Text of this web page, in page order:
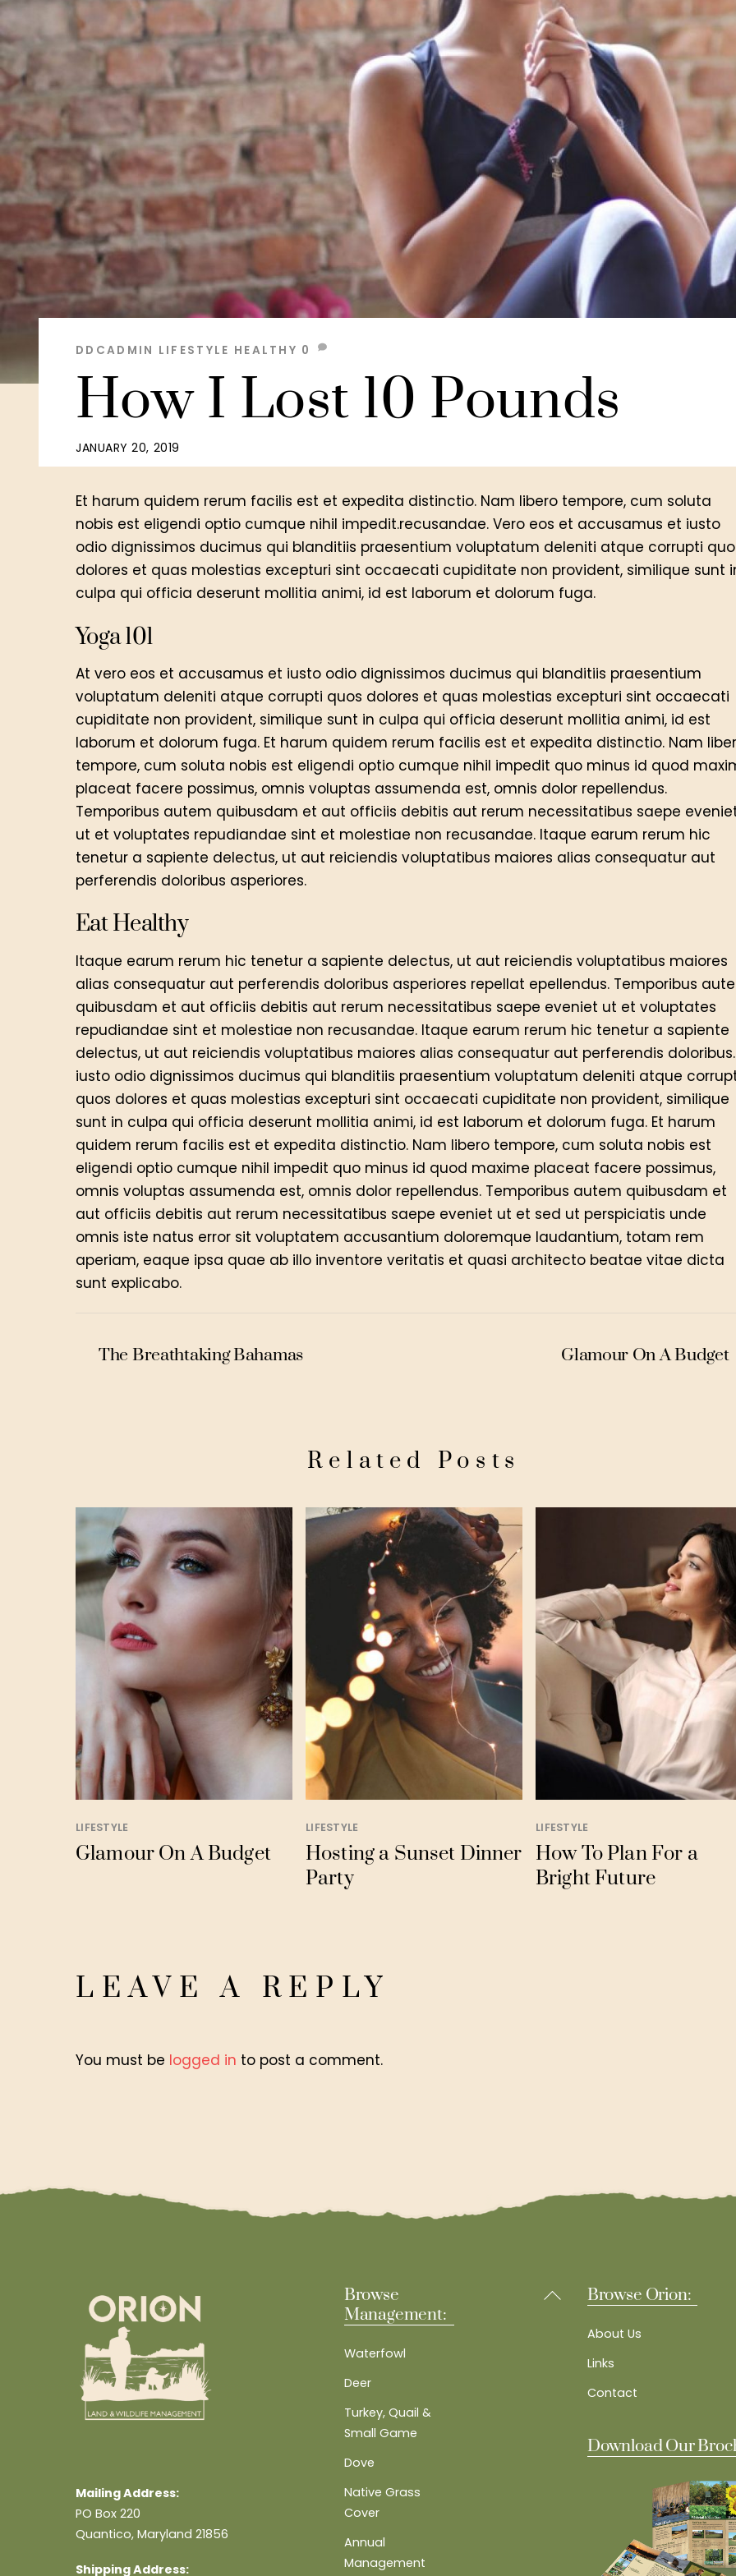
JANUARY 20, 2019
How I Lost 10 Pounds
DDCADMIN LIFESTYLE HEALTHY 0
Et harum quidem rerum facilis est et expedita distinctio. Nam libero tempore, cum soluta
nobis est eligendi optio cumque nihil impedit.recusandae. Vero eos et accusamus et iusto
odio dignissimos ducimus qui blanditiis praesentium voluptatum deleniti atque corrupti
dolores et quas molestias excepturi sint occaecati cupiditate non provident, similique sunt
culpa qui officia deserunt mollitia animi, id est laborum et dolorum fuga.
Yoga 101
At vero eos et accusamus et iusto odio dignissimos ducimus qui blanditiis praesentium
voluptatum deleniti atque corrupti quos dolores et quas molestias excepturi sint occaecati
cupiditate non provident, similique sunt in culpa qui officia deserunt mollitia animi, id est
laborum et dolorum fuga. Et harum quidem rerum facilis est et expedita distinctio. Nam
tempore, cum soluta nobis est eligendi optio cumque nihil impedit quo minus id quod
placeat facere possimus, omnis voluptas assumenda est, omnis dolor repellendus.
Temporibus autem quibusdam et aut officiis debitis aut rerum necessitatibus saepe
ut et voluptates repudiandae sint et molestiae non recusandae. Itaque earum rerum hic
tenetur a sapiente delectus, ut aut reiciendis voluptatibus maiores alias consequatur aut
perferendis doloribus asperiores.
Eat Healthy
Itaque earum rerum hic tenetur a sapiente delectus, ut aut reiciendis voluptatibus maiores
alias consequatur aut perferendis doloribus asperiores repellat epellendus. Temporibus
quibusdam et aut officiis debitis aut rerum necessitatibus saepe eveniet ut et voluptates
repudiandae sint et molestiae non recusandae. Itaque earum rerum hic tenetur a sapiente
delectus, ut aut reiciendis voluptatibus maiores alias consequatur aut perferendis doloribus.
iusto odio dignissimos ducimus qui blanditiis praesentium voluptatum deleniti atque
quos dolores et quas molestias excepturi sint occaecati cupiditate non provident, similique
sunt in culpa qui officia deserunt mollitia animi, id est laborum et dolorum fuga. Et harum
quidem rerum facilis est et expedita distinctio. Nam libero tempore, cum soluta nobis est
eligendi optio cumque nihil impedit quo minus id quod maxime placeat facere possimus,
omnis voluptas assumenda est, omnis dolor repellendus. Temporibus autem quibusdam et
aut officiis debitis aut rerum necessitatibus saepe eveniet ut et sed ut perspiciatis unde
omnis iste natus error sit voluptatem accusantium doloremque laudantium, totam rem
aperiam, eaque ipsa quae ab illo inventore veritatis et quasi architecto beatae vitae dicta
sunt explicabo.
The Breathtaking Bahamas Glamour On A Budget
Related Posts
LIFESTYLE
Glamour On A Budget
LIFESTYLE
Hosting a Sunset Dinner
Party
LIFESTYLE
How To Plan For a
Bright Future
LEAVE A REPLY
You must be logged in to post a comment.
Back
Mailing Address:
PO Box 220
Quantico, Maryland 21856
Shipping Address:
Browse
Management:
Waterfowl
Deer
Turkey, Quail &
Small Game
Dove
Native Grass
Cover
Annual
Management
Browse Orion:
About Us
Links
Contact
Download Our